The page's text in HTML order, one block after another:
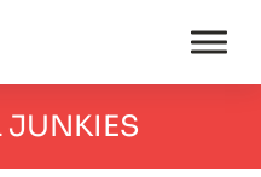
JUNKIES